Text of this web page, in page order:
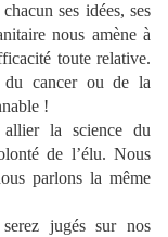
ses idées, ses
nous amène à
toute relative.
du cancer ou de la
!
la science du
de l’élu. Nous
parlons la même
jugés sur nos